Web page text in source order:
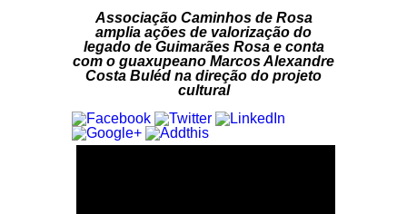
Associação Caminhos de Rosa
amplia ações de valorização do
legado de Guimarães Rosa e conta
com o guaxupeano Marcos Alexandre
Costa Buléd na direção do projeto
cultural